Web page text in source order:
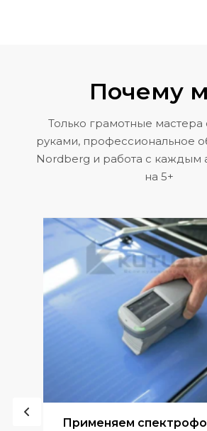
Почему
Только грамотные мастера
руками, профессиональное
Nordberg и работа с каждым
на 5+
Применяем